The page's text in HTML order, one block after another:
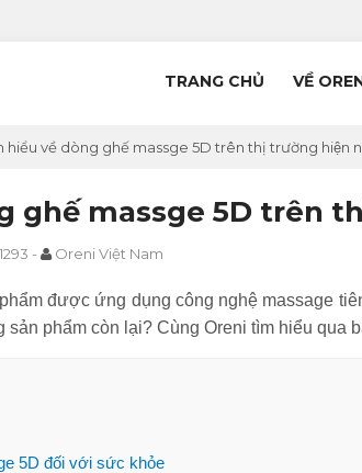
TRANG CHỦ VỀ
hiểu về dòng ghế massge 5D trên thị trường hiện
ghế massge 5D trên
1293 - Oreni Việt Nam
được ứng dụng công nghệ massage
sản phẩm còn lại? Cùng Oreni tìm hiểu qua
5D đối với sức khỏe